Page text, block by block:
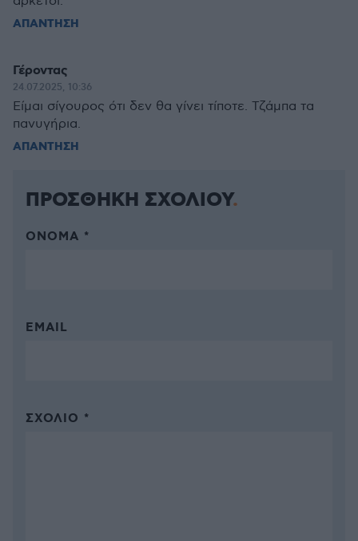
ΑΠΑΝΤΗΣΗ
Γέροντας
24.07.2025, 10:36
Είμαι σίγουρος ότι δεν θα γίνει τίποτε. Τζάμπα τα
πανυγήρια.
ΑΠΑΝΤΗΣΗ
ΠΡΟΣΘΗΚΗ ΣΧΟΛΙΟΥ
ΌΝΟΜΑ *
EMAIL
ΣΧΌΛΙΟ *